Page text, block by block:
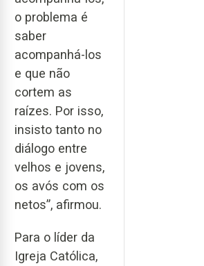
o problema é
saber
acompanhá-los
e que não
cortem as
raízes. Por isso,
insisto tanto no
diálogo entre
velhos e jovens,
os avós com os
netos”, afirmou.
Para o líder da
Igreja Católica,